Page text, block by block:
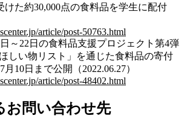
けた約30,000点の食料品を学生に配付
article/post-50763.html
～22日の食料品支援プロジェクト第4弾
しい物リスト」を通じた食料品の寄付
10日まで公開（2022.06.27）
article/post-48402.html
お問い合わせ先